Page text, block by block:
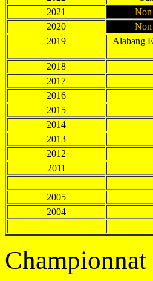
2021
2020
2019
Alabang
2018
2017
2016
2015
2014
2013
2012
2011
2005
2004